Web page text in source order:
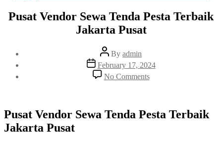
Pusat Vendor Sewa Tenda Pesta Terbaik
Jakarta Pusat
Post
author
By admin
Post
date
February 17, 2024
No Commentson
Pusat
Pesta
Pusat Vendor Sewa Tenda Pesta Terbaik
Jakarta Pusat